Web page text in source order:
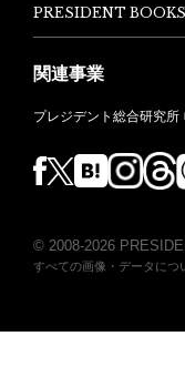
PRESIDENT BOOKS
関連事業
プレジデント総合研究所
© 2008-2026
すべての画像・データにつ